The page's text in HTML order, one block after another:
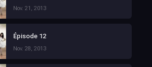
Nov. 21, 2013
Épisode 12
Nov. 28, 2013